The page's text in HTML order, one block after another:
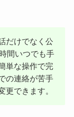
だけでなく公
間いつでも手
単な操作で完
の連絡が苦手
更できます。